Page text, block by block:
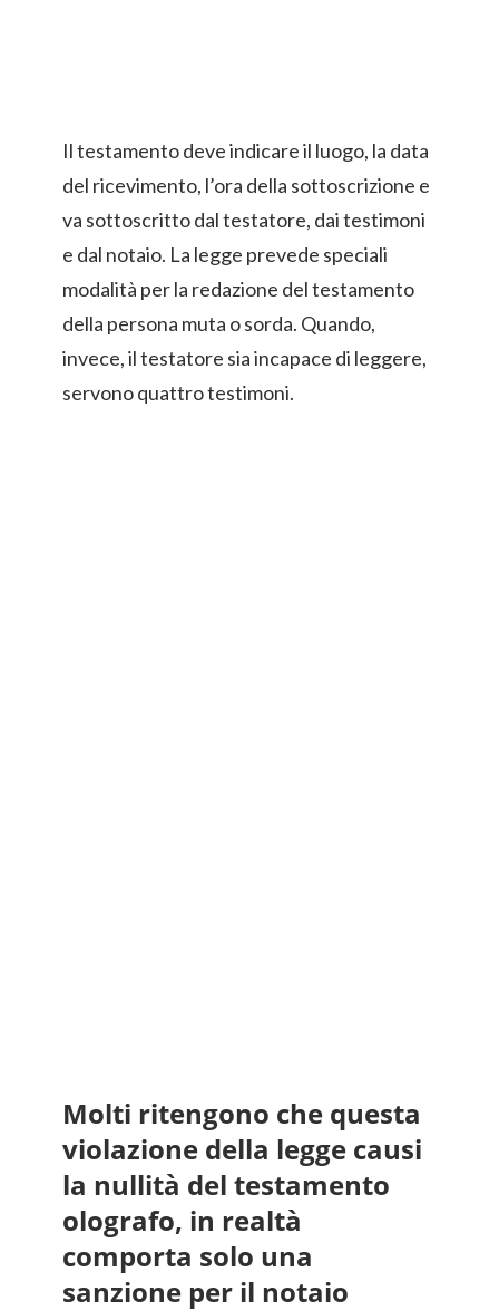
Il testamento deve indicare il luogo, la data
del ricevimento, l’ora della sottoscrizione e
va sottoscritto dal testatore, dai testimoni
e dal notaio. La legge prevede speciali
modalità per la redazione del testamento
della persona muta o sorda. Quando,
invece, il testatore sia incapace di leggere,
servono quattro testimoni.
Molti ritengono che questa
violazione della legge causi
la nullità del testamento
olografo, in realtà
comporta solo una
sanzione per il notaio